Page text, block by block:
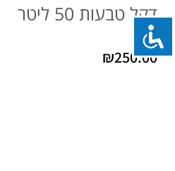
דקל טבעות 50 ליטר
₪250.00